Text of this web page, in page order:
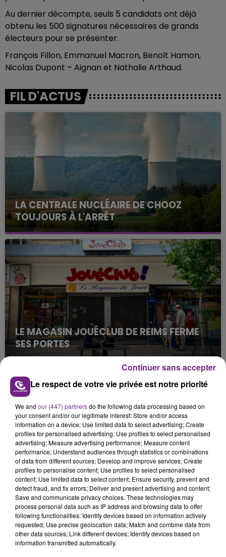
Au dernier décompte, seuls 5 candidats ont déjà
obtenu les 500 signatures nécessaires de grands
électeurs pour se présenter.
François Fillon, Emmanuel Macron, Benoît Hamon,
Nicolas Dupont – Aignan et Nathalie Arthaud.
FIL D'ACTUS
LA CENTRALE NUCLÉAIRE DE CHOOZ
TOUJOURS À L'ARRÊT
Cela fait déjà une semaine que la centrale
nucléaire ardennaise est à l'arrêt. Une situation
justifiée par la sécheresse intense qui est toujours
présente.
LE MAGASIN JOUÉCLUB DE REIMS FERME
SES PORTES
C'était l'une des institutions du centre-ville
rémois. Le magasin JouéClub est contraint de
fermer ses portes.
TITRES DIFFUSÉS
3h57
3h57
DAVID GUETTA FEAT. USHER
Without You
3h55
3h55
CHRISTOPHE WILLEM
Systaime
Le respect de votre vie privée est notre priorité
We and our (447) partnersdo the following data processing based on
your consent and/or our legitimate interest: Store and/or access
information on a device; Use limited data to select advertising; Create
profiles for personalised advertising; Use profiles to select personalised
advertising; Measure advertising performance; Measure content
performance; Understand audiences through statistics or combinations
of data from different sources; Develop and improve services; Create
profiles to personalise content; Use profiles to select personalised
content; Use limited data to select content; Ensure security, prevent and
detect fraud, and fix errors; Deliver and present advertising and content;
Save and communicate privacy choices. These technologies may
process personal data such as IP address and browsing data to offer
following functionalities: Identify devices based on information actively
requested; Use precise geolocation data; Match and combine data from
other data sources; Link different devices; Identify devices based on
information transmitted automatically.
Continuer sans accepter